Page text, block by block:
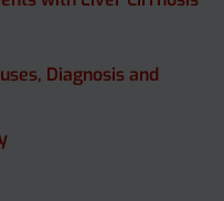
Diagnosis and